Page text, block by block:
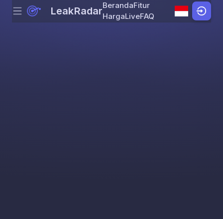
Skip to content
Menu LeakRadarBerandaFitur
HargaLiveFAQ